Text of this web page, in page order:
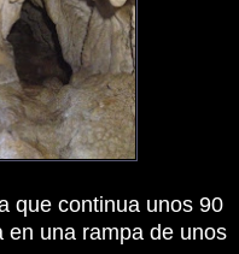
que continua unos 90
en una rampa de unos